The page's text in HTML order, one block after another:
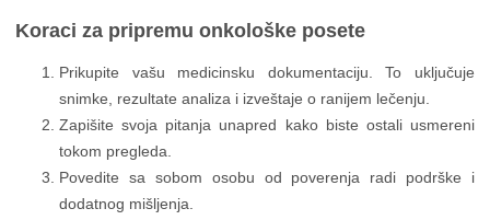
Koraci za pripremu onkološke posete
Prikupite vašu medicinsku dokumentaciju. To uključuje
snimke, rezultate analiza i izveštaje o ranijem lečenju.
Zapišite svoja pitanja unapred kako biste ostali usmereni
tokom pregleda.
Povedite sa sobom osobu od poverenja radi podrške i
dodatnog mišljenja.